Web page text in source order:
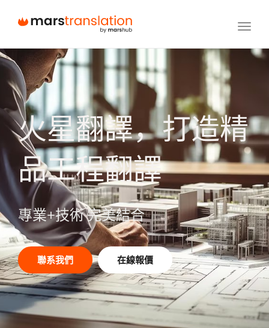
火星翻譯，打造精
品工程翻譯
專業+技術 完美結合
聯系我們 在線報價